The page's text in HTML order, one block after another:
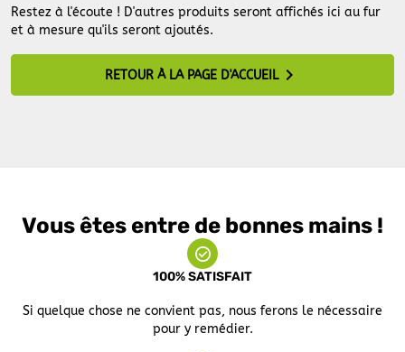
Restez à l'écoute ! D'autres produits seront affichés ici au fur
et à mesure qu'ils seront ajoutés.
RETOUR À LA PAGE D'ACCUEIL
Vous êtes entre de bonnes mains !
100% SATISFAIT
Si quelque chose ne convient pas, nous ferons le nécessaire
pour y remédier.